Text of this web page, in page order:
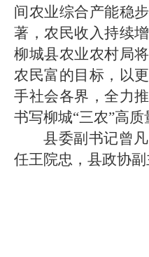
间农业综合产能稳
著，农民收入持续
柳城县农业农村局
农民富的目标，以
手社会各界，全力
书写柳城“三农”高质
县委副书记曾
任王院忠，县政协副